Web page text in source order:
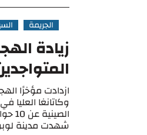
الجريمة
زيادة
ازدادت مؤخرًا
وكاتانغا العليا
شهدت مدينة